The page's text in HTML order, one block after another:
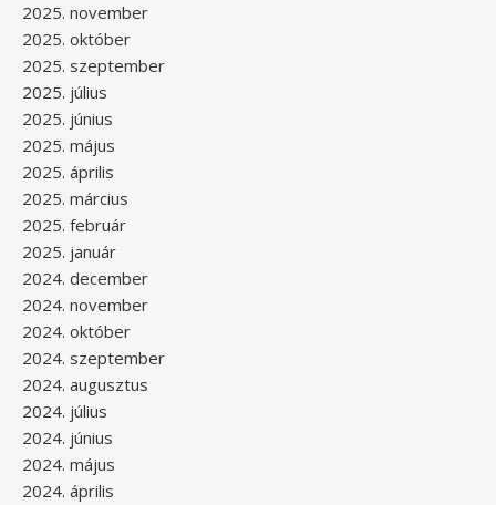
2025. november
2025. október
2025. szeptember
2025. július
2025. június
2025. május
2025. április
2025. március
2025. február
2025. január
2024. december
2024. november
2024. október
2024. szeptember
2024. augusztus
2024. július
2024. június
2024. május
2024. április